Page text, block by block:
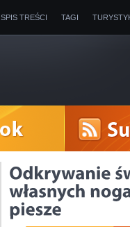
SPIS TREŚCI TAGI